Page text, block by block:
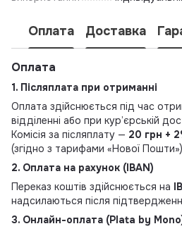
Оплата Доставка
Оплата
1. Післяплата при отриманні
Оплата здійснюється під час
відділенні або при кур’єрській
Комісія за післяплату — 20 грн +
(згідно з тарифами «Нової
2. Оплата на рахунок (IBAN)
Переказ коштів здійснюється на
надсилаються після
3. Онлайн-оплата (Plata by